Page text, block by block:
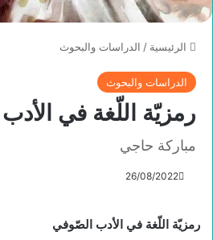
الرئيسية / الدراسات والبحوث
الدراسات والبحوث
رمزيّة اللّغة في
مباركة حاجي
26/08/2022
رمزيّة اللّغة في الأدب الصّوفي